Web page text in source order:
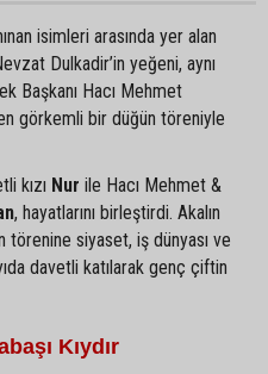
isimleri arasında yer alan
Dulkadir’in yeğeni, aynı
Başkanı Hacı Mehmet
görkemli bir düğün töreniyle
kızı Nur ile Hacı Mehmet &
, hayatlarını birleştirdi. Akalın
siyaset, iş dünyası ve
davetli katılarak genç çiftin
Kıydır